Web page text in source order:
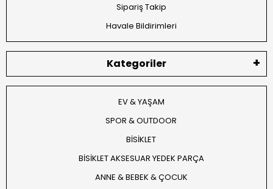
Sipariş Takip
Havale Bildirimleri
Kategoriler
EV & YAŞAM
SPOR & OUTDOOR
BİSİKLET
BİSİKLET AKSESUAR YEDEK PARÇA
ANNE & BEBEK & ÇOCUK